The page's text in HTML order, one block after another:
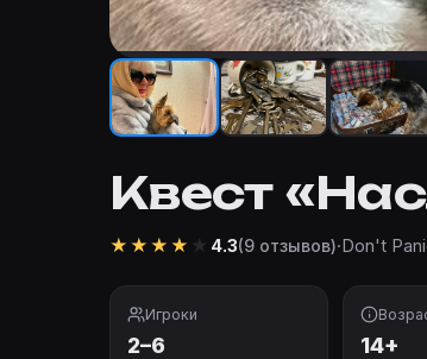
Квест
★ ★ ★ ★ ★ 4.3(9 отзывов)·Don't
Игроки
2–6 14+